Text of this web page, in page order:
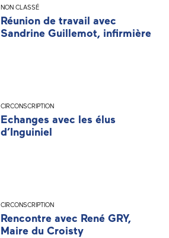
NON CLASSÉ
Réunion de travail avec
Sandrine Guillemot, infirmière
CIRCONSCRIPTION
Echanges avec les élus
d’Inguiniel
CIRCONSCRIPTION
Rencontre avec René GRY,
Maire du Croisty